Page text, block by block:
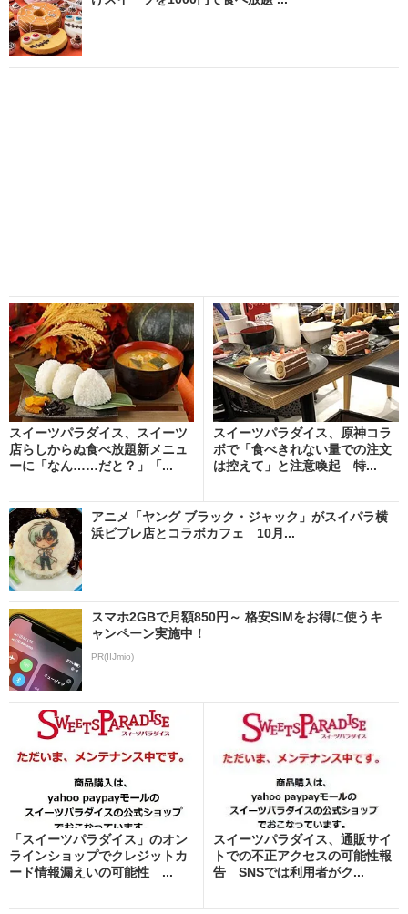
スイーツパラダイス、スイーツ
店らしからぬ食べ放題新メニュ
ーに「なん……だと？」「...
スイーツパラダイス、原神コラ
ボで「食べきれない量での注文
は控えて」と注意喚起 特...
アニメ「ヤング ブラック・ジャック」がスイパラ横
浜ビブレ店とコラボカフェ 10月...
スマホ2GBで月額850円～ 格安SIMをお得に使うキ
ャンペーン実施中！
PR(IIJmio)
「スイーツパラダイス」のオン
ラインショップでクレジットカ
ード情報漏えいの可能性 ...
スイーツパラダイス、通販サイ
トでの不正アクセスの可能性報
告 SNSでは利用者がク...